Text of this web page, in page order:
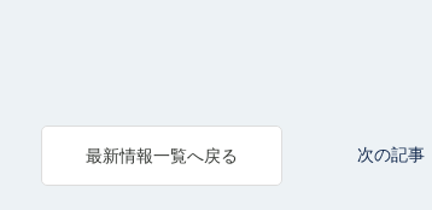
最新情報一覧へ戻る 次の記事